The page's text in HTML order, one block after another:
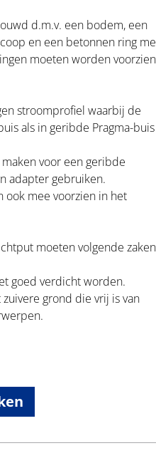
d.m.v. een bodem, een
en een betonnen ring
moeten worden voorzien
stroomprofiel waarbij de
als in geribde Pragma-buis
voor een geribde
adapter gebruiken.
ook mee voorzien in het
moeten volgende zaken
goed verdicht worden.
grond die vrij is van